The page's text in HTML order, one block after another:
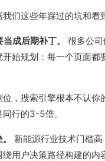
们这些年踩过的坑和看
成后期补丁。
很多公
始规划：每一个页面
，搜索引擎根本不认
行的3-5倍。
新能源行业技术门槛
用户决策路径构建的内